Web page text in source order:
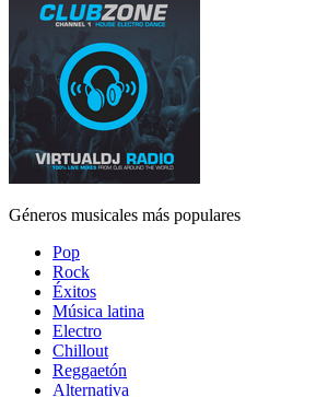
Géneros musicales más populares
Pop
Rock
Éxitos
Música latina
Electro
Chillout
Reggaetón
Alternativa